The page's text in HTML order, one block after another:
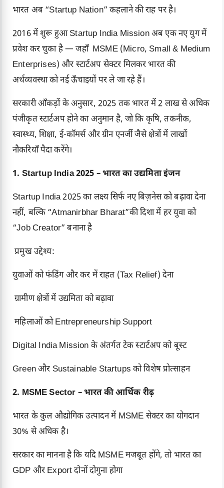
भारत अब “Startup Nation” कहलाने की राह पर है।
2016 में शुरू हुआ Startup India Mission अब एक नए युग में
प्रवेश कर चुका है — जहाँ MSME (Micro, Small & Medium
Enterprises) और स्टार्टअप सेक्टर मिलकर भारत की
अर्थव्यवस्था को नई ऊँचाइयों पर ले जा रहे हैं।
सरकारी आँकड़ों के अनुसार, 2025 तक भारत में 2 लाख से अधिक
पंजीकृत स्टार्टअप होने का अनुमान है, जो कि कृषि, तकनीक,
स्वास्थ्य, शिक्षा, ई-कॉमर्स और ग्रीन एनर्जी जैसे क्षेत्रों में लाखों
नौकरियाँ पैदा करेंगे।
1. Startup India 2025 – भारत का उद्यमिता इंजन
Startup India 2025 का लक्ष्य सिर्फ नए बिज़नेस को बढ़ावा देना
नहीं, बल्कि “Atmanirbhar Bharat”की दिशा में हर युवा को
“Job Creator” बनाना है
प्रमुख उद्देश्य:
युवाओं को फंडिंग और कर में राहत (Tax Relief) देना
ग्रामीण क्षेत्रों में उद्यमिता को बढ़ावा
महिलाओं को Entrepreneurship Support
Digital India Mission के अंतर्गत टेक स्टार्टअप को बूस्ट
Green और Sustainable Startups को विशेष प्रोत्साहन
2. MSME Sector – भारत की आर्थिक रीढ़
भारत के कुल औद्योगिक उत्पादन में MSME सेक्टर का योगदान
30% से अधिक है।
सरकार का मानना है कि यदि MSME मजबूत होंगे, तो भारत का
GDP और Export दोनों दोगुना होगा